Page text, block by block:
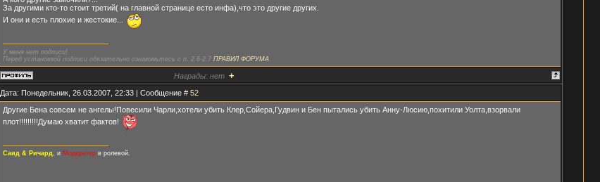
За другими кто-то стоит третий( на главной странице есто инфа),что это другие других.
И они и есть плохие и жестокие...
У меня нет подписи!
Перед установкой подписи обязательно ознакомьтесь с п. 2.6-2.7 ПРАВИЛ ФОРУМА
Награды: нет +
Дата: Понедельник, 26.03.2007, 22:33 | Сообщение # 52
Другие Бена совсем не ангелы!Повесили Чарли,хотели убить Клер,Сойера,Гудвин и Бен пытались убить Анну-Люсию,похитили Уолта,взорвали
плот!!!!!!!!!Думаю хватит фактов!
Саид & Ричард , и Модераторв ролевой.